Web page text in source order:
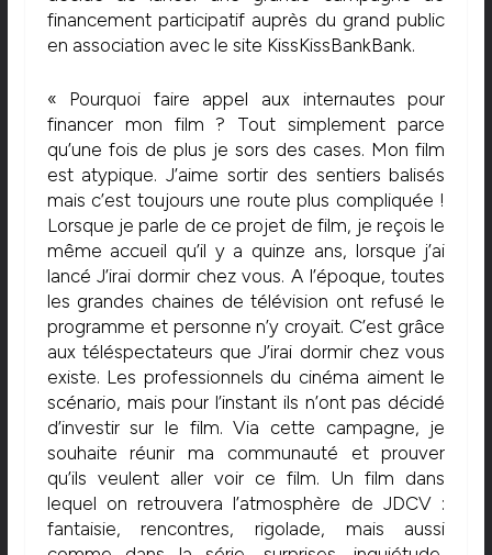
financement participatif auprès du grand public
en association avec le site KissKissBankBank.
« Pourquoi faire appel aux internautes pour
financer mon film ? Tout simplement parce
qu’une fois de plus je sors des cases. Mon film
est atypique. J’aime sortir des sentiers balisés
mais c’est toujours une route plus compliquée !
Lorsque je parle de ce projet de film, je reçois le
même accueil qu’il y a quinze ans, lorsque j’ai
lancé J’irai dormir chez vous. A l’époque, toutes
les grandes chaines de télévision ont refusé le
programme et personne n’y croyait. C’est grâce
aux téléspectateurs que J’irai dormir chez vous
existe. Les professionnels du cinéma aiment le
scénario, mais pour l’instant ils n’ont pas décidé
d’investir sur le film. Via cette campagne, je
souhaite réunir ma communauté et prouver
qu’ils veulent aller voir ce film. Un film dans
lequel on retrouvera l’atmosphère de JDCV :
fantaisie, rencontres, rigolade, mais aussi